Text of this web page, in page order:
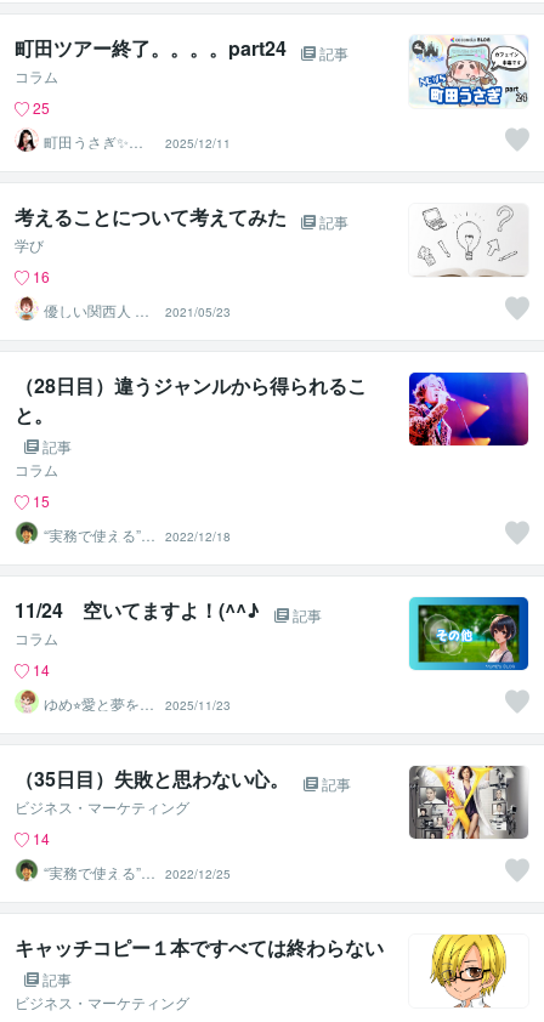
町田ツアー終了。。。。part24
記事
コラム
25
町田うさぎ✨閃
光の幸せ届け人
♡怪談師⛩️
2025/12/11
考えることについて考えてみた
記事
学び
16
優しい関西人 鐘
井ユウ
2021/05/23
（28日目）違うジャンルから得られるこ
と。
記事
コラム
15
“実務で使える”改
善パートナー／
かめきち
2022/12/18
11/24 空いてますよ！(^^♪
記事
コラム
14
ゆめ⭐︎愛と夢を応
援するスターゲ
イザー
2025/11/23
（35日目）失敗と思わない心。
記事
ビジネス・マーケティング
14
“実務で使える”改
善パートナー／
かめきち
2022/12/25
キャッチコピー１本ですべては終わらない
記事
ビジネス・マーケティング